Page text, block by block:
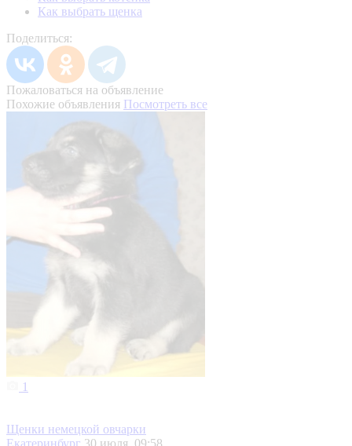
Как выбрать щенка
Поделиться:
Пожаловаться на объявление
Похожие объявления Посмотреть все
1
Щенки немецкой овчарки